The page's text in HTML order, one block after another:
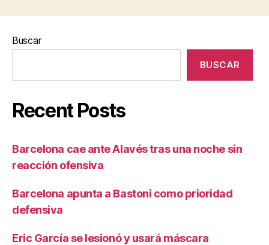
Buscar
BUSCAR
Recent Posts
Barcelona cae ante Alavés tras una noche sin
reacción ofensiva
Barcelona apunta a Bastoni como prioridad
defensiva
Eric García se lesionó y usará máscara